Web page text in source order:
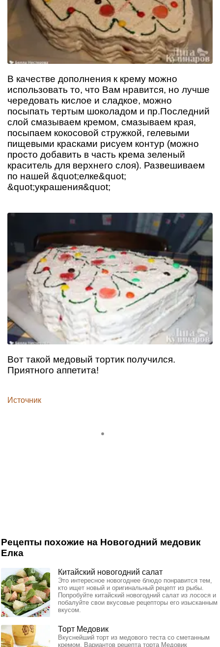
В качестве дополнения к крему можно
использовать то, что Вам нравится, но лучше
чередовать кислое и сладкое, можно
посыпать тертым шоколадом и пр.Последний
слой смазываем кремом, смазываем края,
посыпаем кокосовой стружкой, гелевыми
пищевыми красками рисуем контур (можно
просто добавить в часть крема зеленый
краситель для верхнего слоя). Развешиваем
по нашей &quot;елке&quot;
&quot;украшения&quot;
Вот такой медовый тортик получился.
Приятного аппетита!
Источник
Рецепты похожие на Новогодний медовик
Елка
Китайский новогодний салат
Это интересное новогоднее блюдо понравится тем,
кто ищет новый и оригинальный рецепт из рыбы.
Попробуйте китайский новогодний салат из лосося и
побалуйте свои вкусовые рецепторы его изысканным
вкусом.
Торт Медовик
Вкуснейший торт из медового теста со сметанным
кремом. Вариантов рецепта торта Медовик